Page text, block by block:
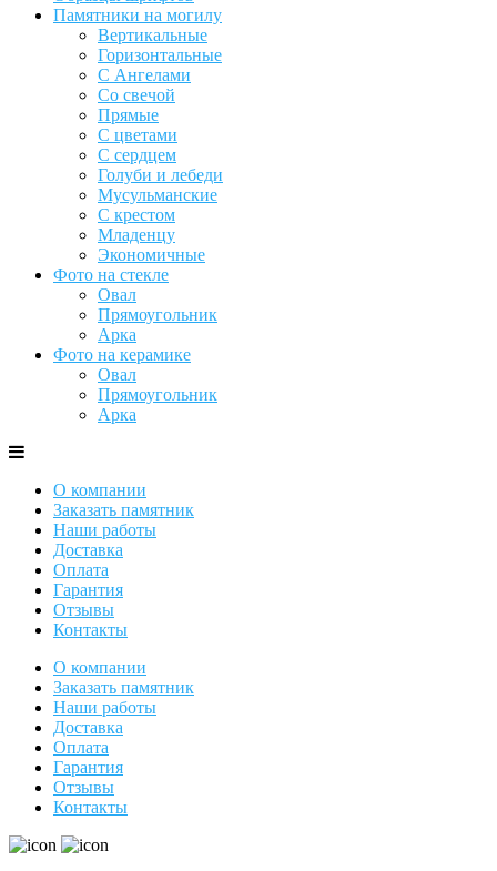
Памятники на могилу
Вертикальные
Горизонтальные
С Ангелами
Со свечой
Прямые
С цветами
С сердцем
Голуби и лебеди
Мусульманские
С крестом
Младенцу
Экономичные
Фото на стекле
Овал
Прямоугольник
Арка
Фото на керамике
Овал
Прямоугольник
Арка
О компании
Заказать памятник
Наши работы
Доставка
Оплата
Гарантия
Отзывы
Контакты
О компании
Заказать памятник
Наши работы
Доставка
Оплата
Гарантия
Отзывы
Контакты